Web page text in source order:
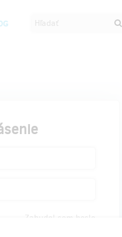
Zabudol som heslo